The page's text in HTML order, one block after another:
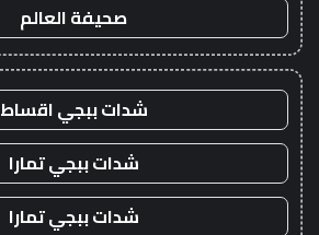
صحيفة العالم
شدات ببجي اقساط
شدات ببجي تمارا
شدات ببجي تمارا